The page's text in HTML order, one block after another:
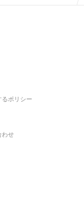
ポリシー
わせ